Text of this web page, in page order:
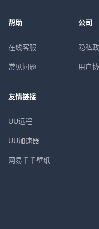
帮助
在线客服
常见问题
公司
隐私
用户
友情链接
UU远程
UU加速器
网易千千壁纸